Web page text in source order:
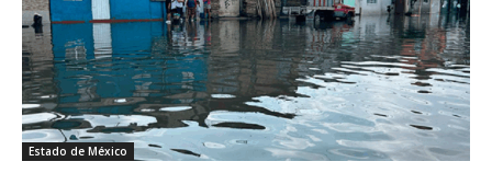
Estado de México